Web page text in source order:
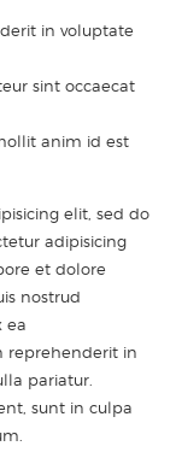
in voluptate
sint occaecat
anim id est
elit, sed do
adipisicing
et dolore
nostrud
ea
reprehenderit in
pariatur.
sunt in culpa